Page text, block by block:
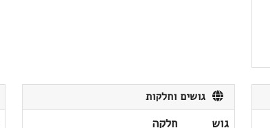
גושים וחלקות
גוש
חלקה